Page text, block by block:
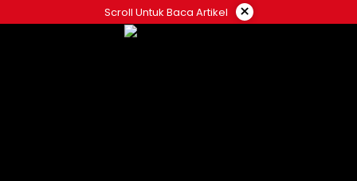
to
Scroll Untuk Baca Artikel ×